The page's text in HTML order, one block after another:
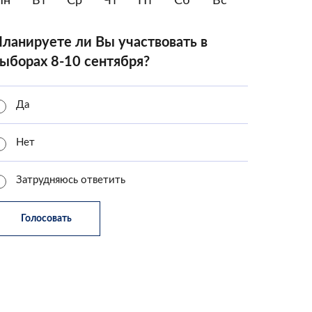
ли Вы участвовать в
8-10 сентября?
Да
Нет
Затрудняюсь ответить